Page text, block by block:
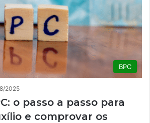
BPC
2025
o passo a passo para
e comprovar os